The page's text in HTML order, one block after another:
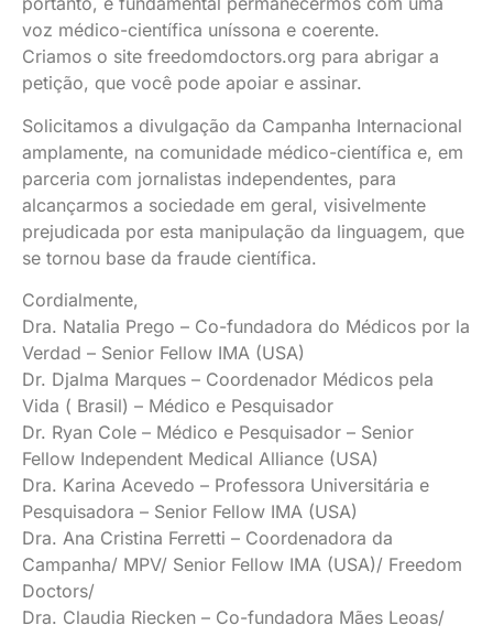
voz médico-científica uníssona e coerente.
Criamos o site freedomdoctors.org para abrigar a
petição, que você pode apoiar e assinar.
Solicitamos a divulgação da Campanha Internacional
amplamente, na comunidade médico-científica e, em
parceria com jornalistas independentes, para
alcançarmos a sociedade em geral, visivelmente
prejudicada por esta manipulação da linguagem, que
se tornou base da fraude científica.
Cordialmente,
Dra. Natalia Prego – Co-fundadora do Médicos por la
Verdad – Senior Fellow IMA (USA)
Dr. Djalma Marques – Coordenador Médicos pela
Vida ( Brasil) – Médico e Pesquisador
Dr. Ryan Cole – Médico e Pesquisador – Senior
Fellow Independent Medical Alliance (USA)
Dra. Karina Acevedo – Professora Universitária e
Pesquisadora – Senior Fellow IMA (USA)
Dra. Ana Cristina Ferretti – Coordenadora da
Campanha/ MPV/ Senior Fellow IMA (USA)/ Freedom
Doctors/
Dra. Claudia Riecken – Co-fundadora Mães Leoas/